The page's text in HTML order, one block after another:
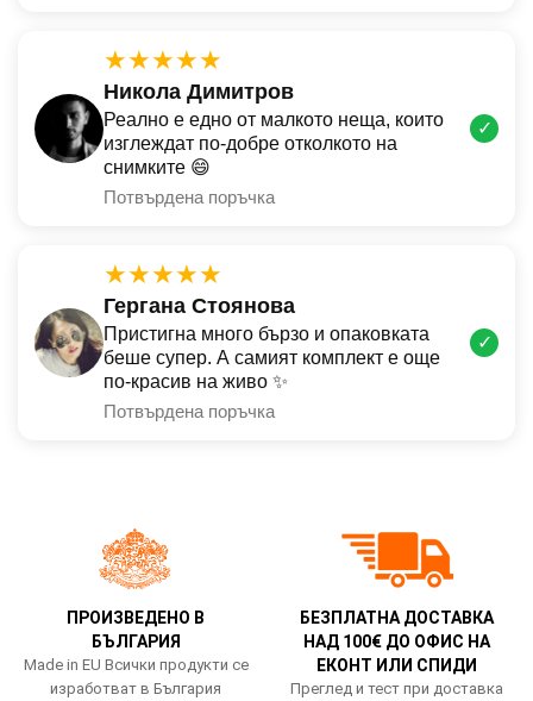
★★★★★
Никола Димитров
Реално е едно от малкото неща, които
изглеждат по-добре отколкото на
снимките 😄
Потвърдена поръчка
✓
★★★★★
Гергана Стоянова
Пристигна много бързо и опаковката
беше супер. А самият комплект е още
по-красив на живо ✨
Потвърдена поръчка
✓
ПРОИЗВЕДЕНО В
БЪЛГАРИЯ
Made in EU Всички продукти се
изработват в България
БЕЗПЛАТНА ДОСТАВКА
НАД 100€ ДО ОФИС НА
ЕКОНТ ИЛИ СПИДИ
Преглед и тест при доставка